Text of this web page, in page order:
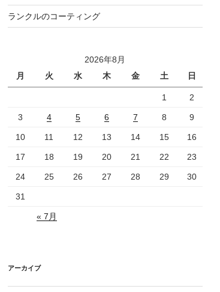
ランクルのコーティング
2026年8月
月
火 水 木 金 土 日
1 2
3 4 5 6 7 8 9
10 11 12 13 14 15 16
17 18 19 20 21 22 23
24 25 26 27 28 29 30
31
« 7月
アーカイブ